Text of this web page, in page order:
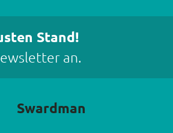
Stand!
an.
Swardman